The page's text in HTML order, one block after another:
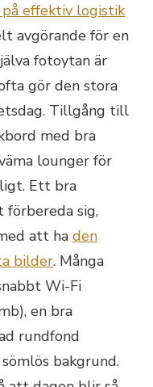
effektiv logistik
avgörande för en
fotoytan är
gör den stora
Tillgång till
med bra
lounger för
Ett bra
förbereda sig,
att ha den
bilder. Många
Wi-Fi
en bra
rundfond
bakgrund.